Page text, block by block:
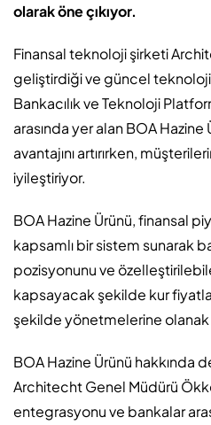
olarak öne çıkıyor.
Finansal teknoloji şirketi
geliştirdiği ve güncel
Bankacılık ve Teknoloji
arasında yer alan BOA
avantajını artırırken,
iyileştiriyor.
BOA Hazine Ürünü, finansal
kapsamlı bir sistem sunarak
pozisyonunu ve
kapsayacak şekilde kur
şekilde yönetmelerine olanak
BOA Hazine Ürünü hakkında
Architecht Genel Müdürü
entegrasyonu ve bankalar